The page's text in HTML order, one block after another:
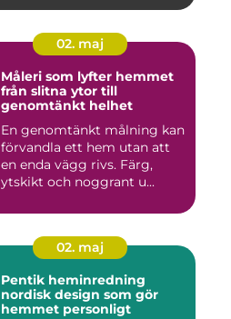
02. maj
Måleri som lyfter hemmet
från slitna ytor till
genomtänkt helhet
En genomtänkt målning kan
förvandla ett hem utan att
en enda vägg rivs. Färg,
ytskikt och noggrant u...
02. maj
Pentik heminredning
nordisk design som gör
hemmet personligt